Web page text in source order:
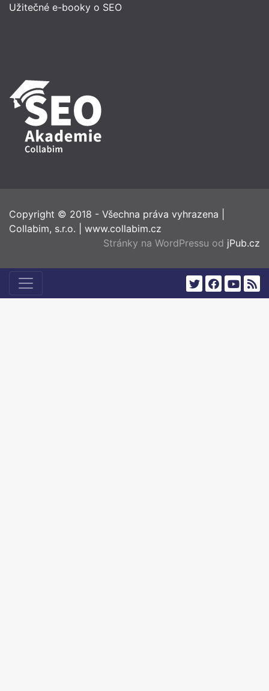
Užitečné e-booky o SEO
Copyright © 2018 - Všechna práva vyhrazena
Collabim, s.r.o.
www.collabim.cz
Stránky na WordPressu od jPub.cz
twitterfacebook
youtube
rss